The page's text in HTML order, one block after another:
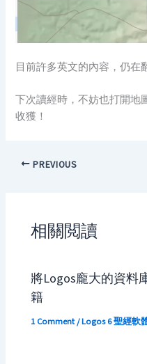
目前許多英文的內容，仍在
下次讀經時，不妨也打開地
收獲！
PREVIOUS
相關閲讀
將Logos龐大的資料
籍
1 Comment/Logos 6 聖經軟